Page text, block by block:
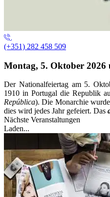
(+351) 282 458 509
Montag, 5. Oktober 2026
Der Nationalfeiertag am 5.
1910 in Portugal die Republik
República). Die Monarchie
dies wird jedes Jahr gefeiert. Das
Nächste Veranstaltungen
Laden...